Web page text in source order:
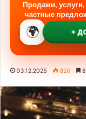
Продажи,
частные
🌍 +
03.12.2025 820